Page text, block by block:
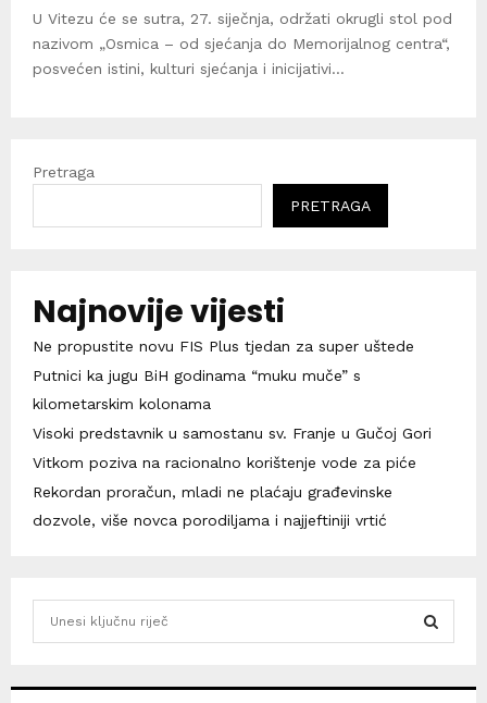
U Vitezu će se sutra, 27. siječnja, održati okrugli stol pod
nazivom „Osmica – od sjećanja do Memorijalnog centra“,
posvećen istini, kulturi sjećanja i inicijativi...
Pretraga
PRETRAGA
Najnovije vijesti
Ne propustite novu FIS Plus tjedan za super uštede
Putnici ka jugu BiH godinama “muku muče” s
kilometarskim kolonama
Visoki predstavnik u samostanu sv. Franje u Gučoj Gori
Vitkom poziva na racionalno korištenje vode za piće
Rekordan proračun, mladi ne plaćaju građevinske
dozvole, više novca porodiljama i najjeftiniji vrtić